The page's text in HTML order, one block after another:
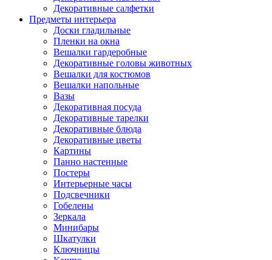
Декоративные салфетки
Предметы интерьера
Доски гладильные
Пленки на окна
Вешалки гардеробные
Декоративные головы животных
Вешалки для костюмов
Вешалки напольные
Вазы
Декоративная посуда
Декоративные тарелки
Декоративные блюда
Декоративные цветы
Картины
Панно настенные
Постеры
Интерьерные часы
Подсвечники
Гобелены
Зеркала
Минибары
Шкатулки
Ключницы